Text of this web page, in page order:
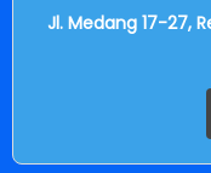
Jl. Medang 17-27,